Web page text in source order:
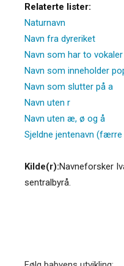
Relaterte lister:
Naturnavn
Navn fra dyreriket
Navn som har to
Navn som inneholder
Navn som slutter på a
Navn uten r
Navn uten æ, ø og å
Sjeldne jentenavn
Kilde(r):Navneforsker
sentralbyrå.